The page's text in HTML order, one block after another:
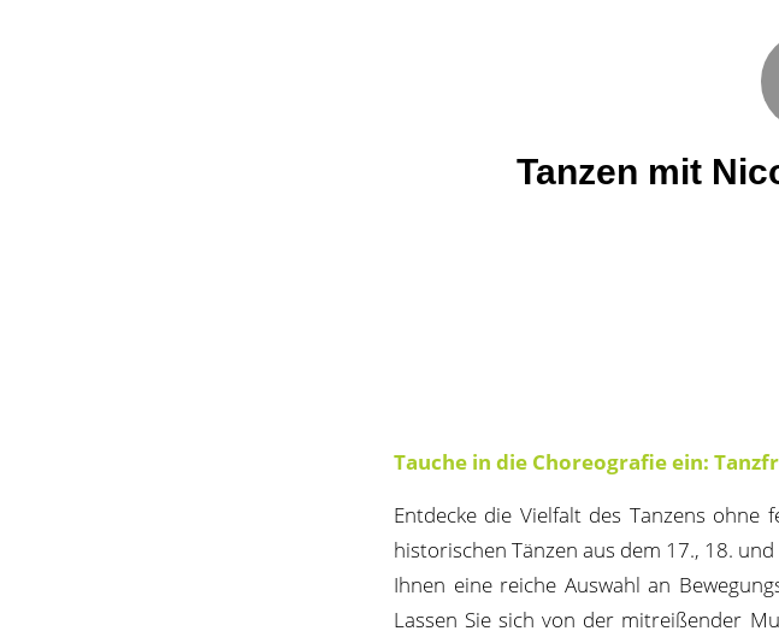
Tanzen mit
Tauche in die Choreografie ein:
Entdecke die Vielfalt des Tanzens
historischen Tänzen aus dem 17., 18.
Ihnen eine reiche Auswahl an
Lassen Sie sich von der mitreißender